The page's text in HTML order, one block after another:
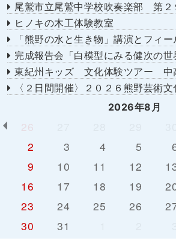
尾鷲市立尾鷲中学校吹奏楽部 第２
ヒノキの木工体験教室
「熊野の水と生き物」講演とフィー
完成報告会「白模型にみる健次の世界－『千年
東紀州キッズ 文化体験ツアー 中
〈２日間開催〉２０２６熊野芸術文
2026年8月
26
2
3 4 5
9
10 11 12
16
17 18 19
23
24 25 26
30
31